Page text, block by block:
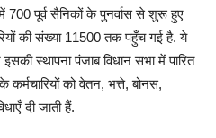
700 पूर्व सैनिकों के पुनर्वास से शुरू हुए
की संख्या 11500 तक पहुँच गई है. ये
स्थापना पंजाब विधान सभा में पारित
को वेतन, भत्ते, बोनस,
दी जाती हैं.